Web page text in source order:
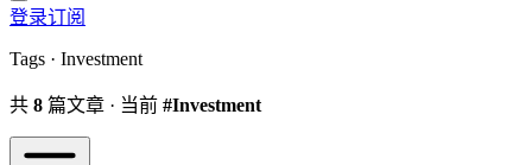
登录订阅
Tags · Investment
共 8 篇文章 · 当前 #Investment